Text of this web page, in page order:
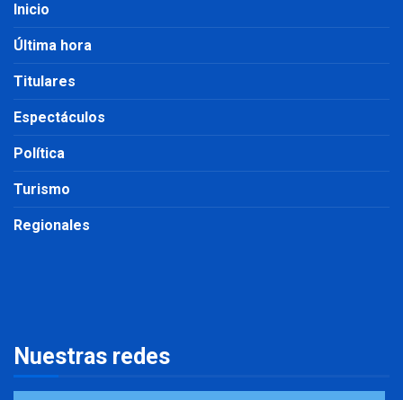
Inicio
Última hora
Titulares
Espectáculos
Política
Turismo
Regionales
Nuestras redes